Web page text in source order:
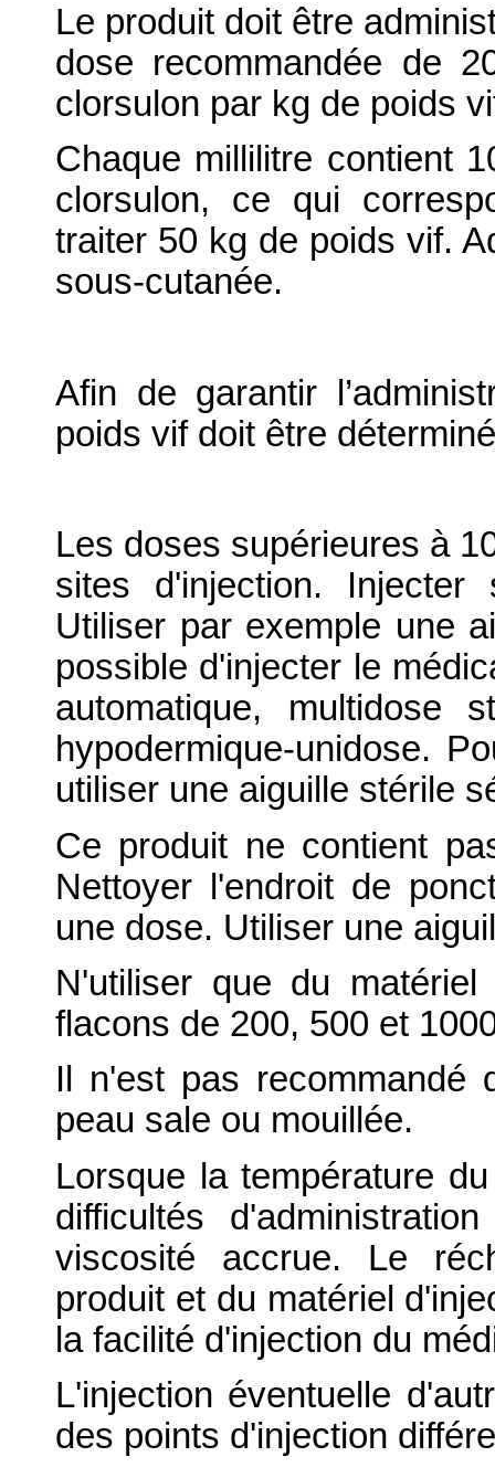
Le produit doit être
dose recommandée de
clorsulon par kg de poids
Chaque millilitre contient
clorsulon, ce qui
traiter 50 kg de poids vif.
sous-cutanée.
Afin de garantir
poids vif doit être
Les doses supérieures à
sites d'injection.
Utiliser par exemple une
possible d'injecter le
automatique, multidose
hypodermique-unidose.
utiliser une aiguille stérile
Ce produit ne contient
Nettoyer l'endroit de
une dose. Utiliser une
N'utiliser que du
flacons de 200, 500 et
Il n'est pas recommandé
peau sale ou mouillée.
Lorsque la température
difficultés
viscosité accrue. Le
produit et du matériel
la facilité d'injection du
L'injection éventuelle
des points d'injection